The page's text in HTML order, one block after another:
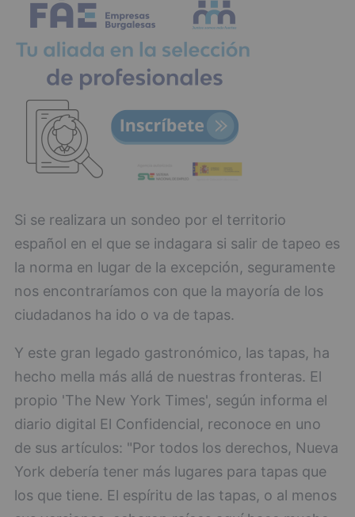
Si se realizara un sondeo por el territorio
español en el que se indagara si salir de tapeo es
la norma en lugar de la excepción, seguramente
nos encontraríamos con que la mayoría de los
ciudadanos ha ido o va de tapas.
Y este gran legado gastronómico, las tapas, ha
hecho mella más allá de nuestras fronteras. El
propio 'The New York Times', según informa el
diario digital El Confidencial, reconoce en uno
de sus artículos: "Por todos los derechos, Nueva
York debería tener más lugares para tapas que
los que tiene. El espíritu de las tapas, o al menos